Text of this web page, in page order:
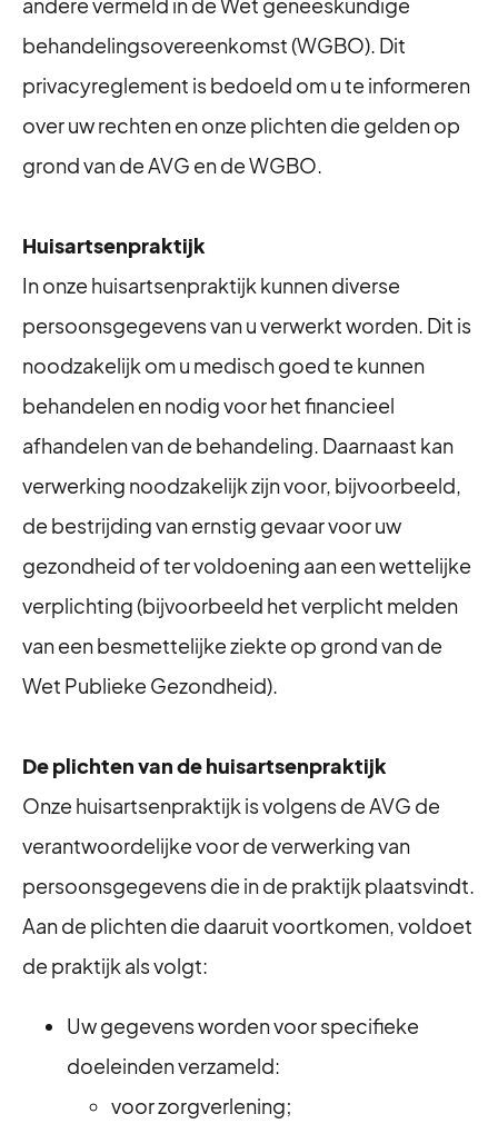
behandelingsovereenkomst (WGBO). Dit
privacyreglement is bedoeld om u te informeren
over uw rechten en onze plichten die gelden op
grond van de AVG en de WGBO.
Huisartsenpraktijk
In onze huisartsenpraktijk kunnen diverse
persoonsgegevens van u verwerkt worden. Dit is
noodzakelijk om u medisch goed te kunnen
behandelen en nodig voor het financieel
afhandelen van de behandeling. Daarnaast kan
verwerking noodzakelijk zijn voor, bijvoorbeeld,
de bestrijding van ernstig gevaar voor uw
gezondheid of ter voldoening aan een wettelijke
verplichting (bijvoorbeeld het verplicht melden
van een besmettelijke ziekte op grond van de
Wet Publieke Gezondheid).
De plichten van de huisartsenpraktijk
Onze huisartsenpraktijk is volgens de AVG de
verantwoordelijke voor de verwerking van
persoonsgegevens die in de praktijk plaatsvindt.
Aan de plichten die daaruit voortkomen, voldoet
de praktijk als volgt:
Uw gegevens worden voor specifieke
doeleinden verzameld:
voor zorgverlening;